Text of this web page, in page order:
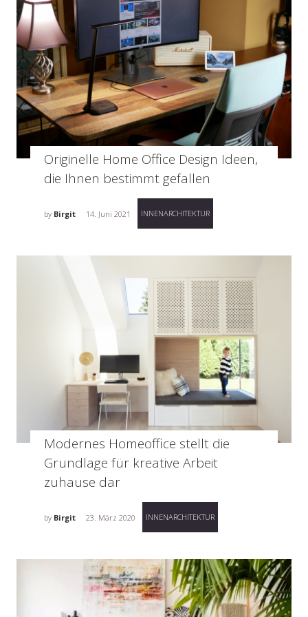
Originelle Home Office Design Ideen,
die Ihnen bestimmt gefallen
by Birgit 14. Juni 2021 INNENARCHITEKTUR
Modernes Homeoffice stellt die
Grundlage für kreative Arbeit
zuhause dar
by Birgit 23. März 2020 INNENARCHITEKTUR